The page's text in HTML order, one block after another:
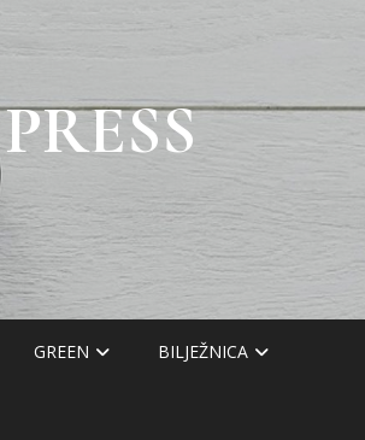
GREEN BILJEŽNICA